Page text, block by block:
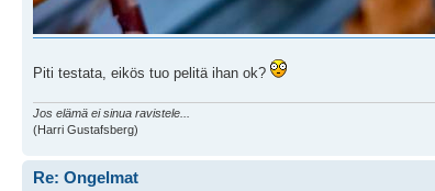
Piti testata, eikös tuo pelitä ihan ok?
Jos elämä ei sinua ravistele...
(Harri Gustafsberg)
Re: Ongelmat